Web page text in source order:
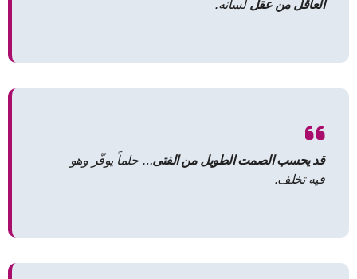
العاقل من عقل لسانه.
قد يحسب الصمت الطويل من الفتى… حلماً يوقّر وهو
فيه تخلف.